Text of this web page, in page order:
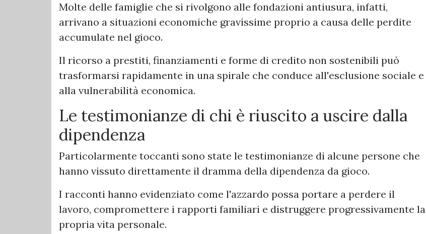
Molte delle famiglie che si rivolgono alle fondazioni antiusura, infatti,
arrivano a situazioni economiche gravissime proprio a causa delle perdite
accumulate nel gioco.
Il ricorso a prestiti, finanziamenti e forme di credito non sostenibili può
trasformarsi rapidamente in una spirale che conduce all'esclusione sociale e
alla vulnerabilità economica.
Le testimonianze di chi è riuscito a uscire dalla
dipendenza
Particolarmente toccanti sono state le testimonianze di alcune persone che
hanno vissuto direttamente il dramma della dipendenza da gioco.
I racconti hanno evidenziato come l'azzardo possa portare a perdere il
lavoro, compromettere i rapporti familiari e distruggere progressivamente la
propria vita personale.